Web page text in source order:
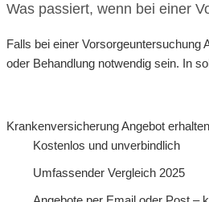
Was passiert, wenn bei einer
Falls bei einer Vorsorgeuntersuchung
oder Behandlung notwendig sein. In
Krankenversicherung Angebot erhalten
Kostenlos und unverbindlich
Umfassender Vergleich 2025